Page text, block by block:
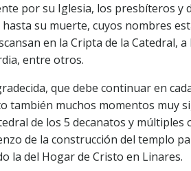
por su Iglesia, los presbíteros y
su muerte, cuyos nombres
en la Cripta de la Catedral,
entre otros.
que debe continuar en
también muchos momentos muy
de los 5 decanatos y
de la construcción del templo
la del Hogar de Cristo en Linares.